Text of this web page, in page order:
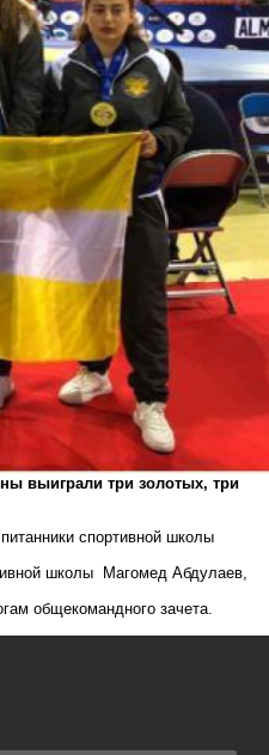
выиграли три золотых, три
спортивной школы
школы Магомед Абдулаев,
общекомандного зачета.